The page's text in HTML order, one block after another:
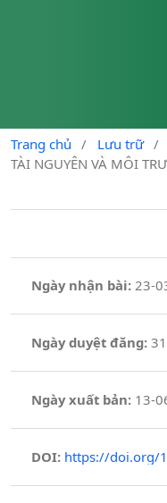
Trang chủ / Lưu trữ /
TÀI NGUYÊN VÀ MÔI
Ngày nhận bài: 23-
Ngày duyệt đăng:
Ngày xuất bản: 13-
DOI: https://doi.org/